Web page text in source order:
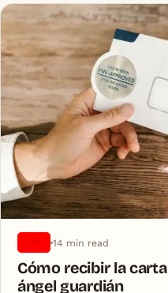
14 min read
Cómo recibir la
ángel guardián